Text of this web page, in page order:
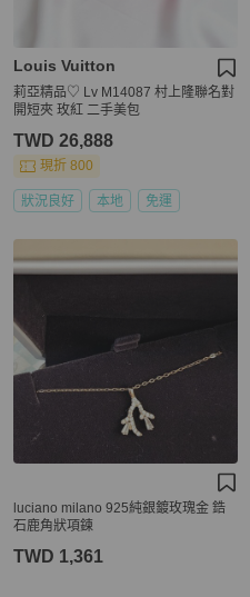
Louis Vuitton
莉亞精品♡ Lv M14087 村上隆聯名對
開短夾 玫紅 二手美包
TWD 26,888
現折 800
狀況良好 本地 免運
luciano milano 925純銀鍍玫瑰金 鋯
石鹿角狀項鍊
TWD 1,361